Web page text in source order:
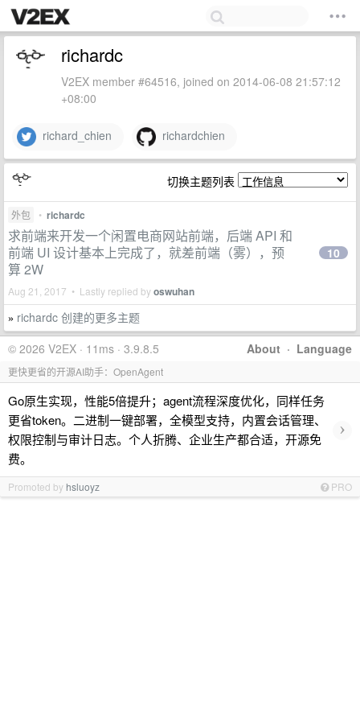
richardc
V2EX member #64516, joined on 2014-06-08 21:57:12
+08:00
richard_chien richardchien
切换主题列表
外包 • richardc
求前端来开发一个闲置电商网站前端，后端 API 和
前端 UI 设计基本上完成了，就差前端（雾），预
算 2W
Aug 21, 2017 • Lastly replied byoswuhan
10
» richardc 创建的更多主题
About · Language
© 2026 V2EX · 11ms · 3.9.8.5
更快更省的开源AI助手：OpenAgent
Go原生实现，性能5倍提升；agent流程深度优化，同样任务
更省token。二进制一键部署，全模型支持，内置会话管理、
权限控制与审计日志。个人折腾、企业生产都合适，开源免
费。
›
Promoted by hsluoyz PRO